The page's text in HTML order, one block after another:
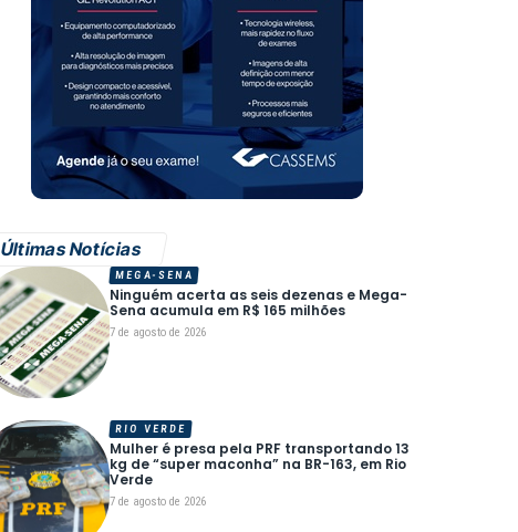
Últimas Notícias
Ninguém acerta as seis dezenas e Mega-
Sena acumula em R$ 165 milhões
7 de agosto de 2026
MEGA-SENA
Mulher é presa pela PRF transportando 13
kg de “super maconha” na BR-163, em Rio
Verde
7 de agosto de 2026
RIO VERDE